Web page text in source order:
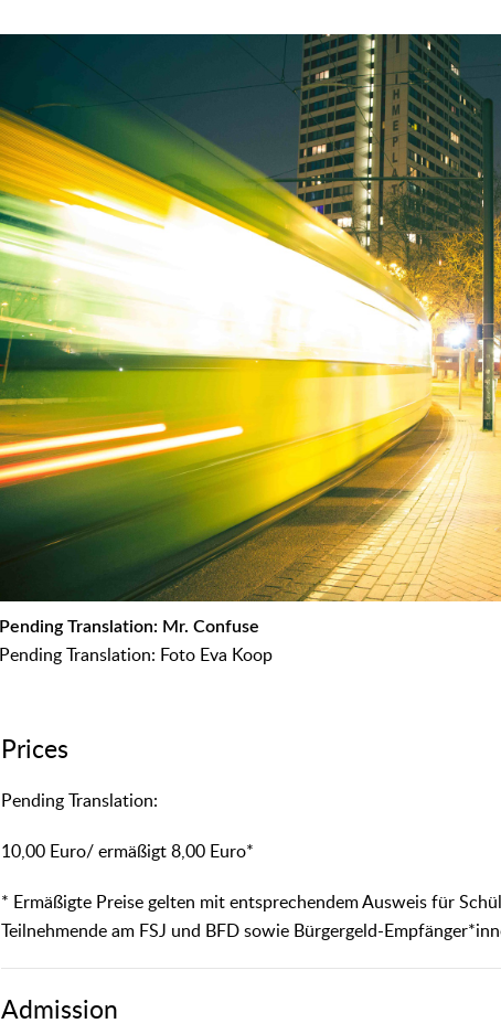
᠎Pending Translation: Mr. Confuse
᠎Pending Translation: Foto Eva Koop
Prices
᠎Pending Translation:
10,00 Euro/ ermäßigt 8,00 Euro*
* Ermäßigte Preise gelten mit entsprechendem Ausweis für
Teilnehmende am FSJ und BFD sowie Bürgergeld-
Admission